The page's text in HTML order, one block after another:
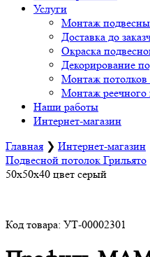
Услуги
Монтаж
Доставка до
Окраска
Декорирование
Монтаж потолков
Монтаж реечного
Наши работы
Интернет-магазин
Главная ❯ Интернет-магазин
Подвесной потолок Грильято
50х50х40 цвет серый
Код товара: УТ-00002301